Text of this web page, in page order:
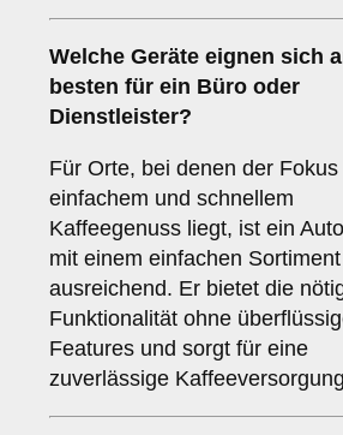
Welche Geräte eignen sich
besten für ein Büro oder
Dienstleister?
Für Orte, bei denen der Fokus
einfachem und schnellem
Kaffeegenuss liegt, ist ein
mit einem einfachen Sortiment
ausreichend. Er bietet die
Funktionalität ohne
Features und sorgt für eine
zuverlässige